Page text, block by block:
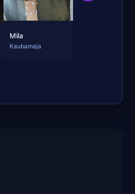
Mila
Kaubamaja